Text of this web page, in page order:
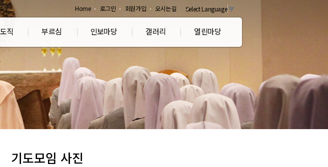
Home 로그인 회원가입 오시는길 Select Language ▼
직 부르심 인보마당 갤러리 열린마당
기도모임 사진